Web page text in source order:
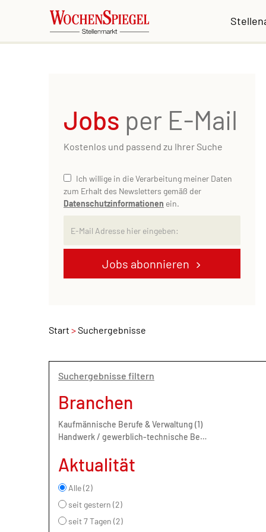
Jobs per E-Mail
Kostenlos und passend zu Ihrer Suche
Jobs abonnieren
Ich willige in die Verarbeitung meiner Daten
zum Erhalt des Newsletters gemäß der
Datenschutzinformationen ein.
Start Suchergebnisse
Suchergebnisse filtern
Branchen
Kaufmännische Berufe & Verwaltung (1)
Handwerk / gewerblich-technische Berufe (1)
Aktualität
Alle (2)
seit gestern (2)
seit 7 Tagen (2)